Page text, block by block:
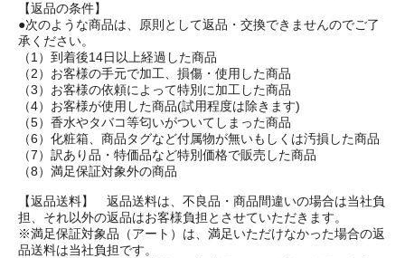
【返品の条件】
●次のような商品は、原則として返品・交換できませんのでご了
承ください。
（1）到着後14日以上経過した商品
（2）お客様の手元で加工、損傷・使用した商品
（3）お客様の依頼によって特別に加工した商品
（4）お客様が使用した商品(試用程度は除きます)
（5）香水やタバコ等匂いがついてしまった商品
（6）化粧箱、商品タグなど付属物が無いもしくは汚損した商品
（7）訳あり品・特価品など特別価格で販売した商品
（8）満足保証対象外の商品
【返品送料】 返品送料は、不良品・商品間違いの場合は当社負
担、それ以外の返品はお客様負担とさせていただきます。
※満足保証対象品（アート）は、満足いただけなかった場合の返
品送料は当社負担です。